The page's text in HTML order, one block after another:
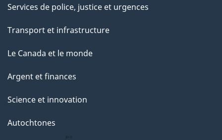
Services de police, justice et urgences
Transport et infrastructure
Le Canada et le monde
Argent et finances
Science et innovation
Autochtones